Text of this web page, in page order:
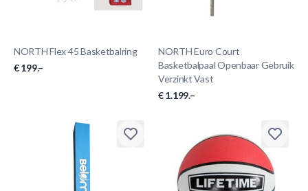
NORTH Flex 45 Basketbalring
€ 199.–
NORTH Euro Court
Basketbalpaal Openbaar Gebruik
Verzinkt Vast
€ 1.199.–